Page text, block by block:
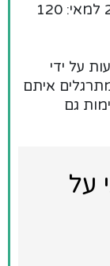
מחיר הרשמה מוקדמת עד לתאריך 20 למאי: 120
על ידי
איתם
גם
על